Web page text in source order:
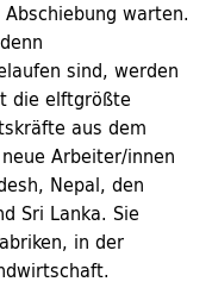
warten.
sind, werden
die elftgrößte
aus dem
Arbeiter/innen
Nepal, den
Sri Lanka. Sie
in der